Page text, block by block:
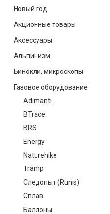
Новый год
Акционные товары
Аксессуары
Альпинизм
Бинокли, микроскопы
Газовое оборудование
Adimanti
BTrace
BRS
Energy
Naturehike
Tramp
Следопыт (Runis)
Сплав
Баллоны